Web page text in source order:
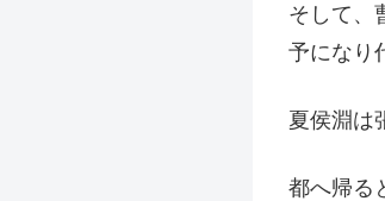
そして、
予になり
夏侯淵は
都へ帰る